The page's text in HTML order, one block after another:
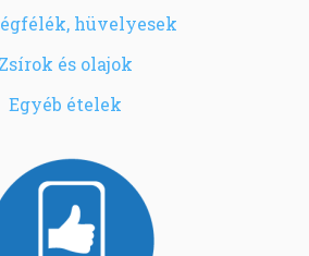
hüvelyesek
Zsírok és olajok
Egyéb ételek